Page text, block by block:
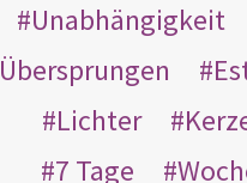
Unabhängigkeit
Übersprungen
Lichter
7 Tage